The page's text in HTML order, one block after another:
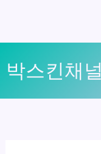
텐
로
박스킨채널